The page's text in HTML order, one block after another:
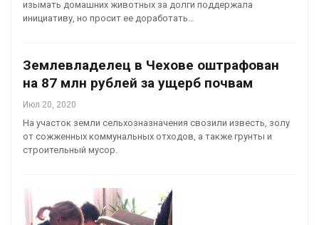
изымать домашних животных за долги поддержала
инициативу, но просит ее доработать…
Землевладелец в Чехове оштрафован
на 87 млн рублей за ущерб почвам
Июл 20, 2020
На участок земли сельхозназначения свозили известь, золу
от сожженных коммунальных отходов, а также грунты и
строительный мусор.